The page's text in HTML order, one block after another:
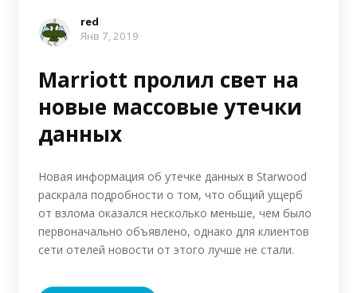
red
Янв 7, 2019
Marriott пролил свет на
новые массовые утечки
данных
Новая информация об утечке данных в Starwood
раскрала подробности о том, что общий ущерб
от взлома оказался несколько меньше, чем было
первоначально объявлено, однако для клиентов
сети отелей новости от этого лучше не стали.